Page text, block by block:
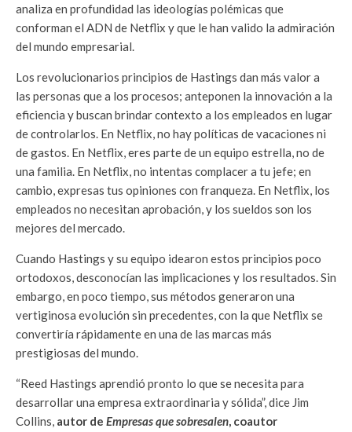
analiza en profundidad las ideologías polémicas que
conforman el ADN de Netflix y que le han valido la admiración
del mundo empresarial.
Los revolucionarios principios de Hastings dan más valor a
las personas que a los procesos; anteponen la innovación a la
eficiencia y buscan brindar contexto a los empleados en lugar
de controlarlos. En Netflix, no hay políticas de vacaciones ni
de gastos. En Netflix, eres parte de un equipo estrella, no de
una familia. En Netflix, no intentas complacer a tu jefe; en
cambio, expresas tus opiniones con franqueza. En Netflix, los
empleados no necesitan aprobación, y los sueldos son los
mejores del mercado.
Cuando Hastings y su equipo idearon estos principios poco
ortodoxos, desconocían las implicaciones y los resultados. Sin
embargo, en poco tiempo, sus métodos generaron una
vertiginosa evolución sin precedentes, con la que Netflix se
convertiría rápidamente en una de las marcas más
prestigiosas del mundo.
“Reed Hastings aprendió pronto lo que se necesita para
desarrollar una empresa extraordinaria y sólida”, dice Jim
Collins, autor de Empresas que sobresalen, coautor